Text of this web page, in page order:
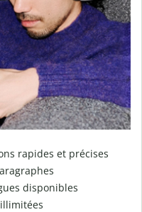
rapides et précises
disponibles